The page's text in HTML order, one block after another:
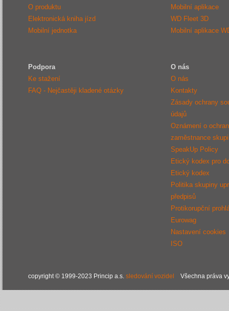
O produktu
Elektronická kniha jízd
Mobilní jednotka
Mobilní aplikace
WD Fleet 3D
Mobilní aplikace
Podpora
Ke stažení
FAQ - Nejčastěji kladené otázky
O nás
O nás
Kontakty
Zásady ochrany
údajů
Oznámení o
zaměstnance
SpeakUp Policy
Etický kodex pro
Etický kodex
Politika skupiny
předpisů
Protikorupční
Eurowag
Nastavení cookies
ISO
copyright © 1999-2023 Princip a.s. sledování vozidel Všechna práva